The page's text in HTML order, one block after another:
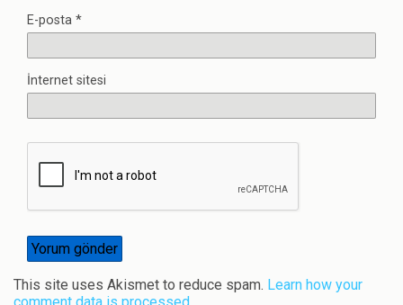
E-posta *
İnternet sitesi
This site uses Akismet to reduce spam. Learn how your
comment data is processed